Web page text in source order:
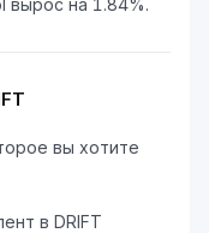
вырос на 1.84%.
вы хотите
в DRIFT